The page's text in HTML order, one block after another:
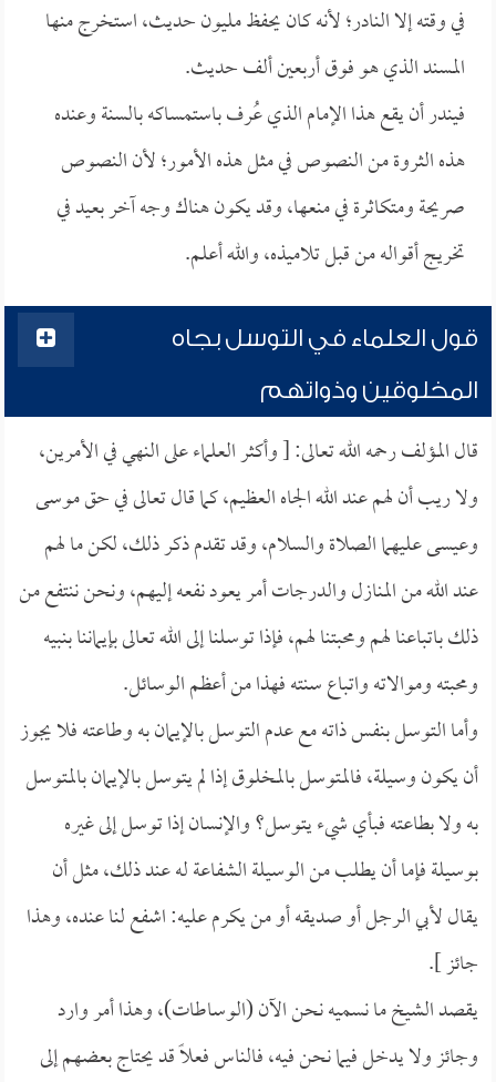
في وقته إلا النادر؛ لأنه كان يحفظ مليون حديث، استخرج منها
المسند الذي هو فوق أربعين ألف حديث.
فيندر أن يقع هذا الإمام الذي عُرف باستمساكه بالسنة وعنده
هذه الثروة من النصوص في مثل هذه الأمور؛ لأن النصوص
صريحة ومتكاثرة في منعها، وقد يكون هناك وجه آخر بعيد في
تخريج أقواله من قبل تلاميذه، والله أعلم.
قول العلماء في التوسل بجاه
المخلوقين وذواتهم
قال المؤلف رحمه الله تعالى: [ وأكثر العلماء على النهي في الأمرين،
ولا ريب أن لهم عند الله الجاه العظيم، كما قال تعالى في حق موسى
وعيسى عليهما الصلاة والسلام، وقد تقدم ذكر ذلك، لكن ما لهم
عند الله من المنازل والدرجات أمر يعود نفعه إليهم، ونحن ننتفع من
ذلك باتباعنا لهم ومحبتنا لهم، فإذا توسلنا إلى الله تعالى بإيماننا بنبيه
ومحبته وموالاته واتباع سنته فهذا من أعظم الوسائل.
وأما التوسل بنفس ذاته مع عدم التوسل بالإيمان به وطاعته فلا يجوز
أن يكون وسيلة، فالمتوسل بالمخلوق إذا لم يتوسل بالإيمان بالمتوسل
به ولا بطاعته فبأي شيء يتوسل؟ والإنسان إذا توسل إلى غيره
بوسيلة فإما أن يطلب من الوسيلة الشفاعة له عند ذلك، مثل أن
يقال لأبي الرجل أو صديقه أو من يكرم عليه: اشفع لنا عنده، وهذا
جائز ].
يقصد الشيخ ما نسميه نحن الآن (الوساطات)، وهذا أمر وارد
وجائز ولا يدخل فيما نحن فيه، فالناس فعلاً قد يحتاج بعضهم إلى